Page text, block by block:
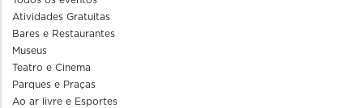
Atividades Gratuitas
Bares e Restaurantes
Museus
Teatro e Cinema
Parques e Praças
Ao ar livre e Esportes